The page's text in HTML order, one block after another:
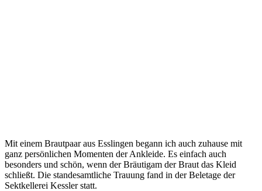
Mit einem Brautpaar aus Esslingen begann ich auch zuhause mit
ganz persönlichen Momenten der Ankleide. Es einfach auch
besonders und schön, wenn der Bräutigam der Braut das Kleid
schließt. Die standesamtliche Trauung fand in der Beletage der
Sektkellerei Kessler statt.